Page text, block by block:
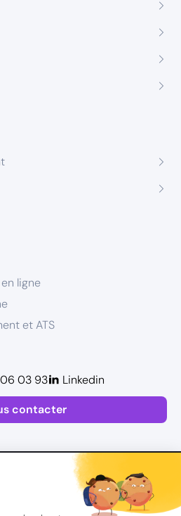
ligne
et ATS
contacter
03 93 Linkedin